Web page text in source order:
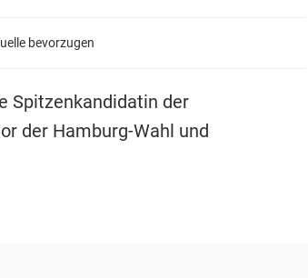
bevorzugen
Spitzenkandidatin der
der Hamburg-Wahl und